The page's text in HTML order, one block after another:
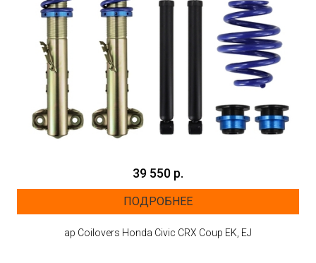
39 550 р.
ПОДРОБНЕЕ
ap Coilovers Honda Civic CRX Coup EK, EJ